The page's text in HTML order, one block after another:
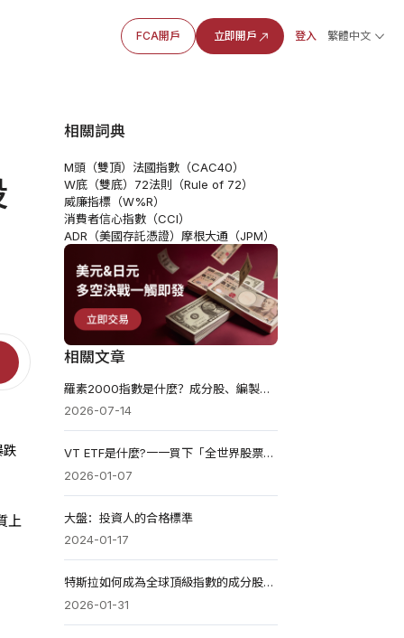
FCA開戶 立即開戶 登入 繁體中文
跌
上
相關詞典
M頭（雙頂） 法國指數（CAC40）
W底（雙底） 72法則（Rule of 72）
威廉指標（W%R）
消費者信心指數（CCI）
ADR（美國存託憑證） 摩根大通（JPM）
相關文章
羅素2000指數是什麼？成分股、編製方式、ETF投資與風險解析
2026-07-14
VT ETF是什麼?一一買下「全世界股票」的基金
2026-01-07
大盤：投資人的合格標準
2024-01-17
特斯拉如何成為全球頂級指數的成分股核心?
2026-01-31